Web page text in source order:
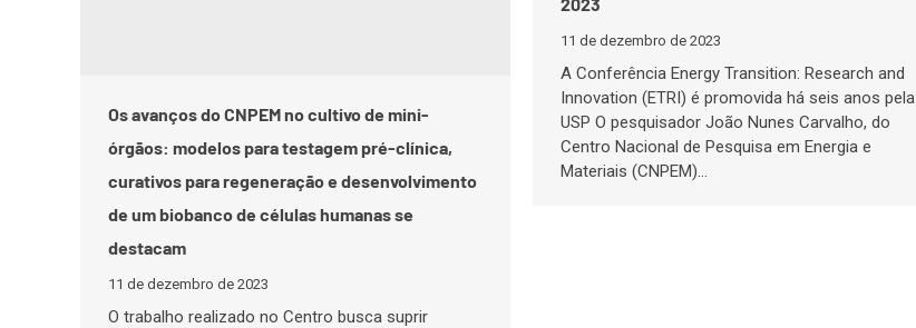
Os avanços do CNPEM no cultivo de mini-
órgãos: modelos para testagem pré-clínica,
curativos para regeneração e desenvolvimento
de um biobanco de células humanas se
destacam
11 de dezembro de 2023
O trabalho realizado no Centro busca suprir
11 de dezembro de 2023
A Conferência Energy Transition: Research and
Innovation (ETRI) é promovida há seis anos pela
USP O pesquisador João Nunes Carvalho, do
Centro Nacional de Pesquisa em Energia e
Materiais (CNPEM)…